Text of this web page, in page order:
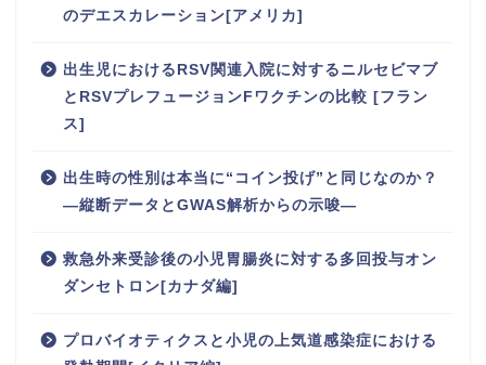
のデエスカレーション[アメリカ]
出生児におけるRSV関連入院に対するニルセビマブ
とRSVプレフュージョンFワクチンの比較 [フラン
ス]
出生時の性別は本当に“コイン投げ”と同じなのか？
―縦断データとGWAS解析からの示唆―
救急外来受診後の小児胃腸炎に対する多回投与オン
ダンセトロン[カナダ編]
プロバイオティクスと小児の上気道感染症における